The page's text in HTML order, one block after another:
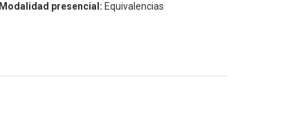
Modalidad presencial: Equivalencias